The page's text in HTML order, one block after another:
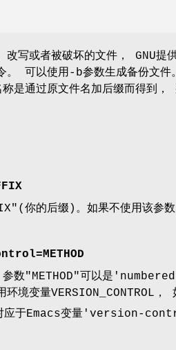
改写或者被破坏的文件， GNU
以使用-b参数生成备份文件
是通过原文件名加后缀而得到
你的后缀)。如果不使用该参
。 参数"METHOD"可以是
环境变量
对应于Emacs变量'version-